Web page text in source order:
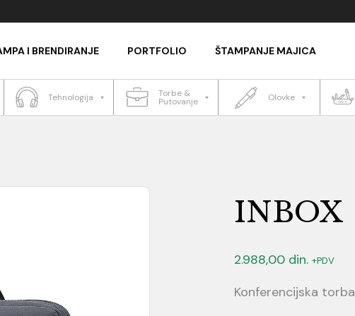
I BRENDIRANJE PORTFOLIO ŠTAMPANJE MAJICA
Tehnologija Torbe &
Putovanje Olovke
INBOX
2.988,00 din. +PDV
Konferencijska torba